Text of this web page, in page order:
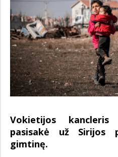
Vokietijos kancleris
pasisakė už Sirijos
gimtinę.